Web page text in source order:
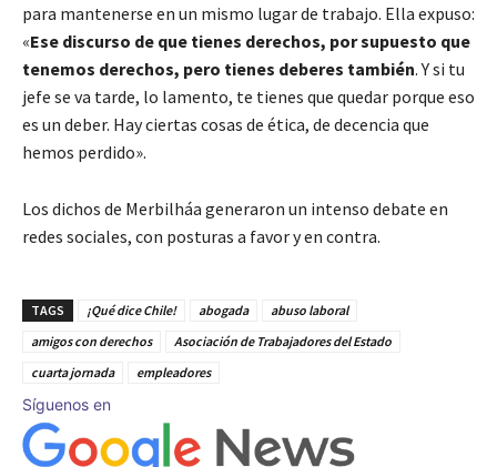
para mantenerse en un mismo lugar de trabajo. Ella expuso:
«Ese discurso de que tienes derechos, por supuesto que
tenemos derechos, pero tienes deberes también. Y si tu
jefe se va tarde, lo lamento, te tienes que quedar porque eso
es un deber. Hay ciertas cosas de ética, de decencia que
hemos perdido».
Los dichos de Merbilháa generaron un intenso debate en
redes sociales, con posturas a favor y en contra.
TAGS ¡Qué dice Chile! abogada
abuso laboral
amigos con derechos
Asociación de Trabajadores del Estado
cuarta jornada
empleadores
Síguenos en